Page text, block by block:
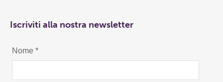
Iscriviti alla nostra newsletter